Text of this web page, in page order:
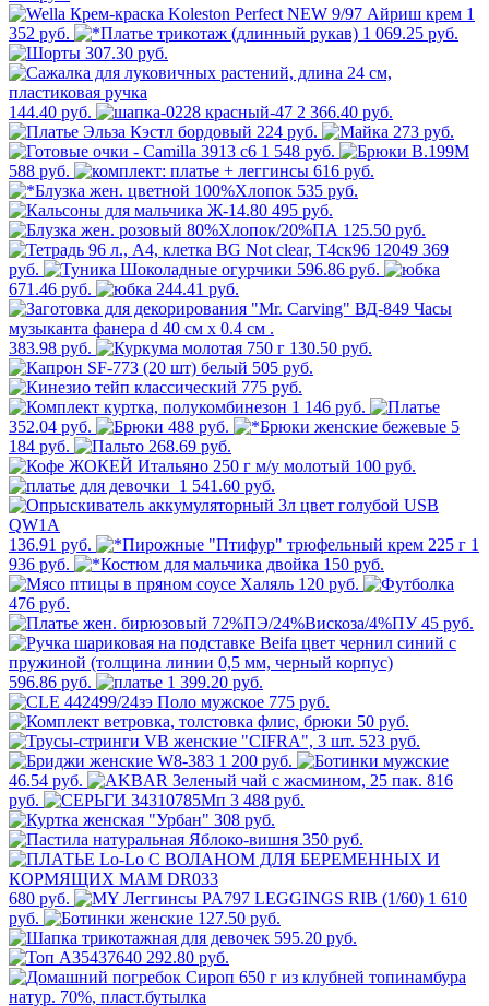
1
352 руб.
1 069.25 руб.
307.30 руб.
144.40 руб.
2 366.40 руб.
224 руб.
273 руб.
1 548 руб.
588 руб.
616 руб.
535 руб.
495 руб.
125.50 руб.
369
руб.
596.86 руб.
671.46 руб.
244.41 руб.
383.98 руб.
130.50 руб.
505 руб.
775 руб.
1 146 руб.
352.04 руб.
488 руб.
5
184 руб.
268.69 руб.
100 руб.
1 541.60 руб.
136.91 руб.
1
936 руб.
150 руб.
120 руб.
476 руб.
45 руб.
596.86 руб.
1 399.20 руб.
775 руб.
50 руб.
523 руб.
1 200 руб.
46.54 руб.
816
руб.
3 488 руб.
308 руб.
350 руб.
680 руб.
1 610
руб.
127.50 руб.
595.20 руб.
292.80 руб.